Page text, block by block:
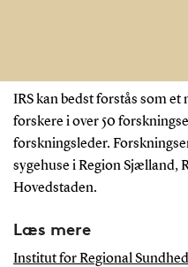
IRS kan bedst forstås som
forskere i over 50
forskningsleder.
sygehuse i Region Sjælland,
Hovedstaden.
Læs mere
Institut for Regional